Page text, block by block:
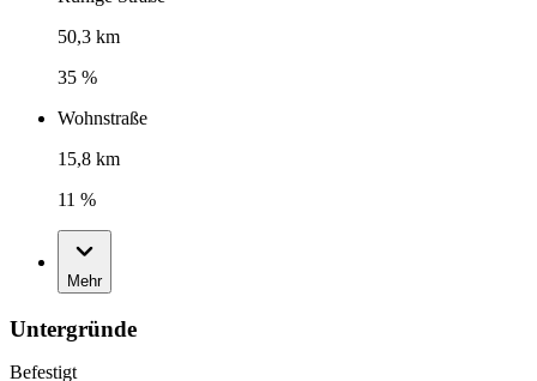
50,3 km
35 %
Wohnstraße
15,8 km
11 %
Mehr
Untergründe
Befestigt